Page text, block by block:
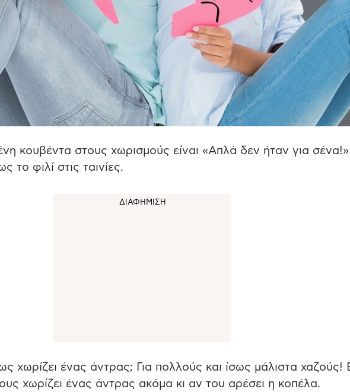
κουβέντα στους χωρισμούς είναι «Απλά δεν ήταν για σένα!»
το φιλί στις ταινίες.
χωρίζει ένας άντρας; Για πολλούς και ίσως μάλιστα χαζούς!
χωρίζει ένας άντρας ακόμα κι αν του αρέσει η κοπέλα.